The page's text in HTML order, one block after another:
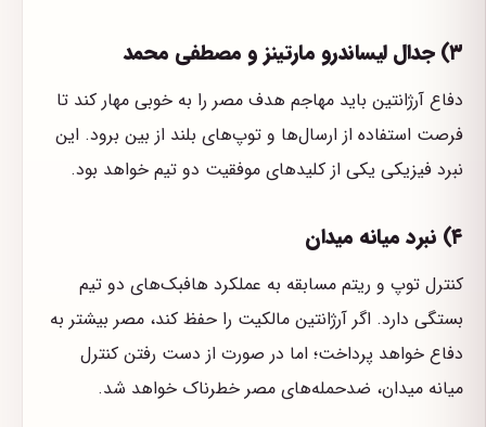
۳) جدال لیساندرو مارتینز و مصطفی محمد
دفاع آرژانتین باید مهاجم هدف مصر را به خوبی مهار کند تا
فرصت استفاده از ارسال‌ها و توپ‌های بلند از بین برود. این
نبرد فیزیکی یکی از کلیدهای موفقیت دو تیم خواهد بود.
۴) نبرد میانه میدان
کنترل توپ و ریتم مسابقه به عملکرد هافبک‌های دو تیم
بستگی دارد. اگر آرژانتین مالکیت را حفظ کند، مصر بیشتر به
دفاع خواهد پرداخت؛ اما در صورت از دست رفتن کنترل
میانه میدان، ضدحمله‌های مصر خطرناک خواهد شد.